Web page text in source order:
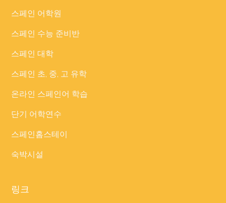
스페인 어학원
스페인 수능 준비반
스페인 대학
스페인 초, 중, 고 유학
온라인 스페인어 학습
단기 어학연수
스페인홈스테이
숙박시설
링크